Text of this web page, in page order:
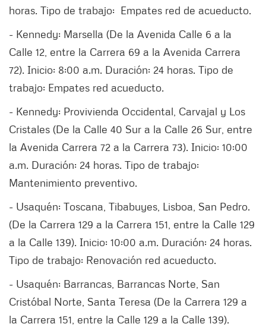
horas. Tipo de trabajo: Empates red de acueducto.
- Kennedy: Marsella (De la Avenida Calle 6 a la
Calle 12, entre la Carrera 69 a la Avenida Carrera
72). Inicio: 8:00 a.m. Duración: 24 horas. Tipo de
trabajo: Empates red acueducto.
- Kennedy: Provivienda Occidental, Carvajal y Los
Cristales (De la Calle 40 Sur a la Calle 26 Sur, entre
la Avenida Carrera 72 a la Carrera 73). Inicio: 10:00
a.m. Duración: 24 horas. Tipo de trabajo:
Mantenimiento preventivo.
- Usaquén: Toscana, Tibabuyes, Lisboa, San Pedro.
(De la Carrera 129 a la Carrera 151, entre la Calle 129
a la Calle 139). Inicio: 10:00 a.m. Duración: 24 horas.
Tipo de trabajo: Renovación red acueducto.
- Usaquén: Barrancas, Barrancas Norte, San
Cristóbal Norte, Santa Teresa (De la Carrera 129 a
la Carrera 151, entre la Calle 129 a la Calle 139).